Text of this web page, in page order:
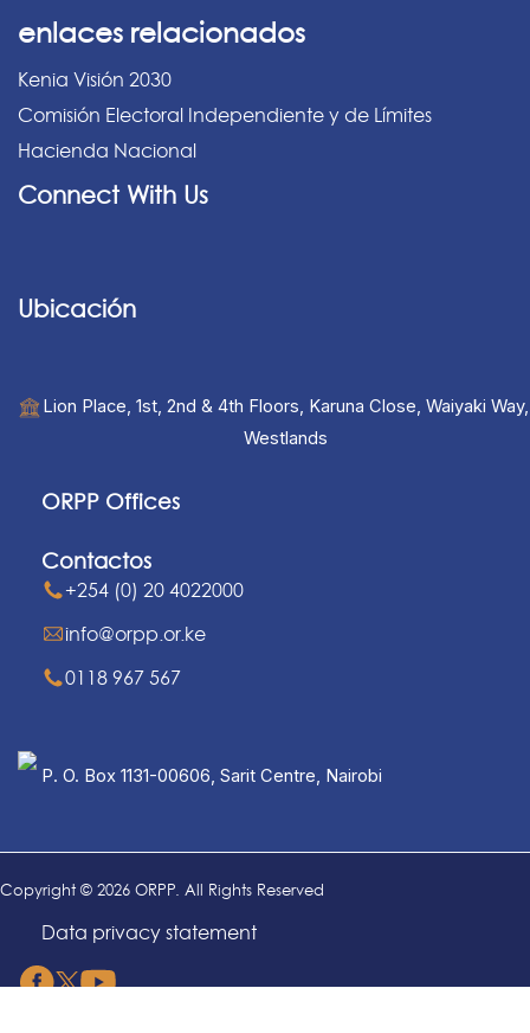
enlaces relacionados
Kenia Visión 2030
Comisión Electoral Independiente y de Límites
Hacienda Nacional
Connect With Us
Ubicación
Lion Place, 1st, 2nd & 4th Floors, Karuna Close, Waiyaki Way,
Westlands
ORPP Offices
Contactos
+254 (0) 20 4022000
info@orpp.or.ke
0118 967 567
P. O. Box 1131-00606, Sarit Centre, Nairobi
Copyright © 2026 ORPP. All Rights Reserved
Data privacy statement